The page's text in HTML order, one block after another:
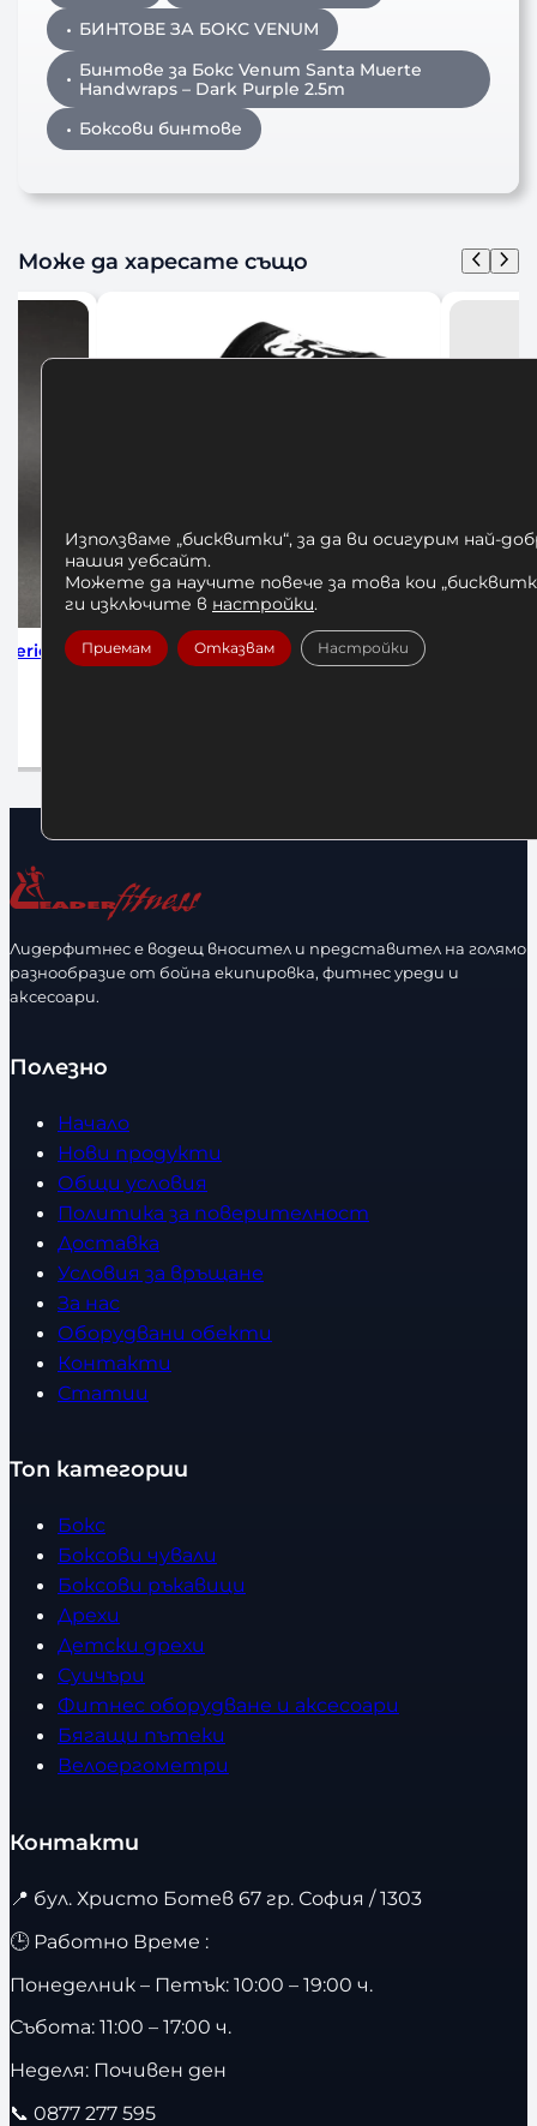
БИНТОВЕ ЗА БОКС VENUM
Бинтове за Бокс Venum Santa Muerte
Handwraps – Dark Purple 2.5m
Боксови бинтове
Може да харесате също
Бинтове за Бокс Venum 4м
Black/Gold
Лидерфитнес е водещ вносител и представител на голямо
разнообразие от бойна екипировка, фитнес уреди и
аксесоари.
Полезно
Начало
Нови продукти
Общи условия
Политика за поверителност
Доставка
Условия за връщане
За нас
Оборудвани обекти
Контакти
Статии
Топ категории
Бокс
Боксови чували
Боксови ръкавици
Дрехи
Детски дрехи
Суичъри
Фитнес оборудване и аксесоари
Бягащи пътеки
Велоергометри
Контакти
📍 бул. Христо Ботев 67 гр. София / 1303
🕒 Работно Време :
Понеделник – Петък: 10:00 – 19:00 ч.
Събота: 11:00 – 17:00 ч.
Неделя: Почивен ден
📞 0877 277 595
Използваме „бисквитки“, за да ви осигурим най-
нашия уебсайт.
Можете да научите повече за това кои
ги изключите в настройки.
Приемам Отказвам Настройки